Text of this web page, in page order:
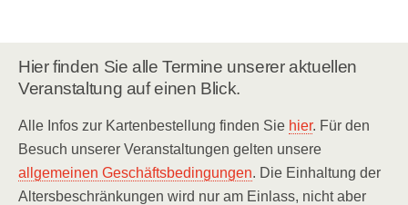
Hier finden Sie alle Termine unserer aktuellen
Veranstaltung auf einen Blick.
Alle Infos zur Kartenbestellung finden Sie hier. Für den
Besuch unserer Veranstaltungen gelten unsere
allgemeinen Geschäftsbedingungen. Die Einhaltung der
Altersbeschränkungen wird nur am Einlass, nicht aber